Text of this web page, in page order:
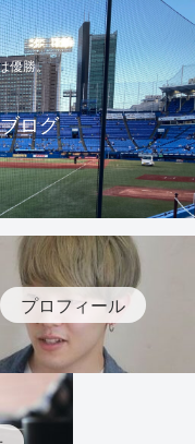
優勝。
ログ
プロフィール